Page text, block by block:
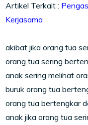
Artikel Terkait :
Kerjasama
akibat jika orang tua
orang tua sering
anak sering melihat
buruk orang tua
orang tua bertengkar
anak jika orang tua